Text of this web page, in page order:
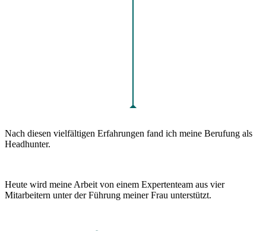
Nach diesen vielfältigen Erfahrungen fand ich meine Berufung als
Headhunter.
Heute wird meine Arbeit von einem Expertenteam aus vier
Mitarbeitern unter der Führung meiner Frau unterstützt.